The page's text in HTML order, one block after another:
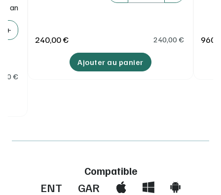
1 an
+
€
240,00 € 240,00 €
Ajouter au panier
Compatible
ENT GAR